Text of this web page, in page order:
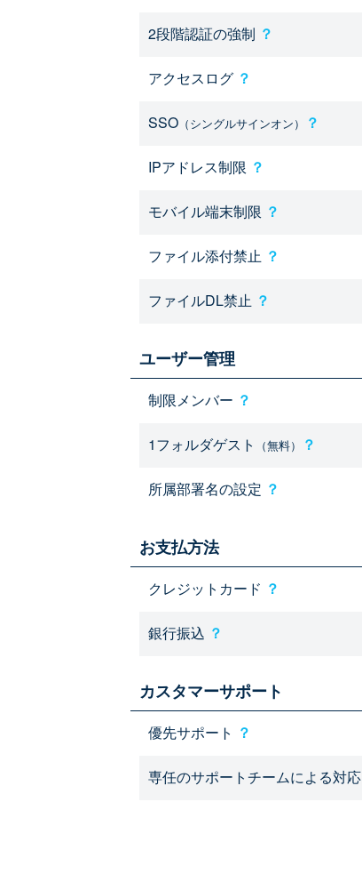
2段階認証の強制 ？
アクセスログ ？
SSO （シングルサインオン） ？
IPアドレス制限 ？
モバイル端末制限 ？
ファイル添付禁止 ？
ファイルDL禁止 ？
ユーザー管理
制限メンバー ？
1フォルダゲスト （無料） ？
所属部署名の設定 ？
お支払方法
クレジットカード ？
銀行振込 ？
カスタマーサポート
優先サポート ？
専任のサポートチームによる対応